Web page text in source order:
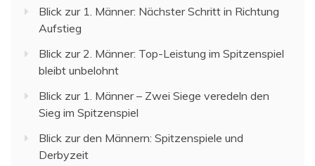
Blick zur 1. Männer: Nächster Schritt in Richtung
Aufstieg
Blick zur 2. Männer: Top-Leistung im Spitzenspiel
bleibt unbelohnt
Blick zur 1. Männer – Zwei Siege veredeln den
Sieg im Spitzenspiel
Blick zur den Männern: Spitzenspiele und
Derbyzeit